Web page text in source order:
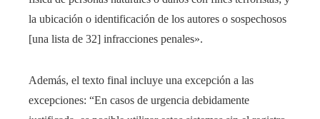
la ubicación o identificación de los autores o sospechosos
[una lista de 32] infracciones penales».
Además, el texto final incluye una excepción a las
excepciones: “En casos de urgencia debidamente